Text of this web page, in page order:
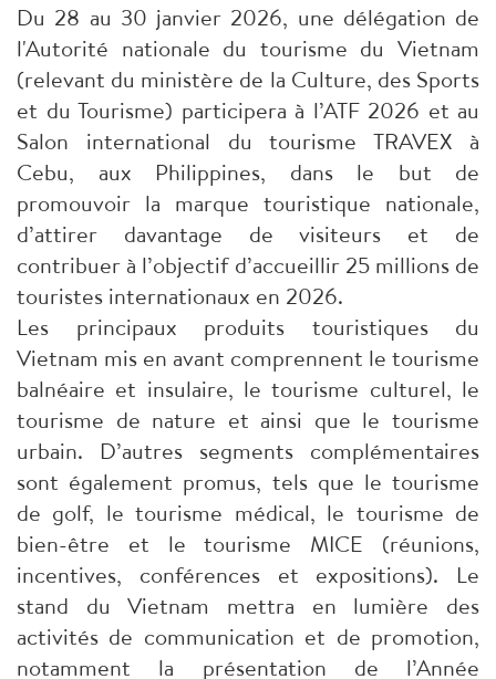
Du 28 au 30 janvier 2026, une délégation de
l'Autorité nationale du tourisme du Vietnam
(relevant du ministère de la Culture, des Sports
et du Tourisme) participera à l’ATF 2026 et au
Salon international du tourisme TRAVEX à
Cebu, aux Philippines, dans le but de
promouvoir la marque touristique nationale,
d’attirer davantage de visiteurs et de
contribuer à l’objectif d’accueillir 25 millions de
touristes internationaux en 2026.
Les principaux produits touristiques du
Vietnam mis en avant comprennent le tourisme
balnéaire et insulaire, le tourisme culturel, le
tourisme de nature et ainsi que le tourisme
urbain. D’autres segments complémentaires
sont également promus, tels que le tourisme
de golf, le tourisme médical, le tourisme de
bien-être et le tourisme MICE (réunions,
incentives, conférences et expositions). Le
stand du Vietnam mettra en lumière des
activités de communication et de promotion,
notamment la présentation de l’Année